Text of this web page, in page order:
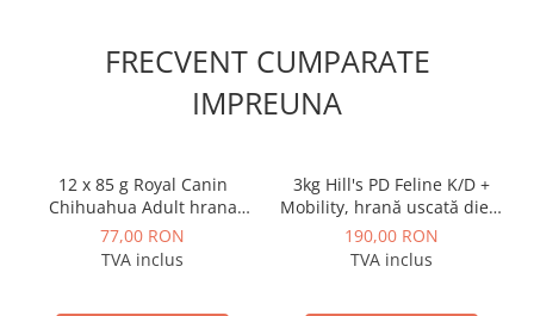
FRECVENT CUMPARATE
IMPREUNA
12 x 85 g Royal Canin
Chihuahua Adult hrana
umeda caine
77,00 RON
TVA inclus
3kg Hill's PD Feline K/D +
Mobility, hrană uscată dietă
veterinară pentru pisici cu
probleme renale
190,00 RON
TVA inclus